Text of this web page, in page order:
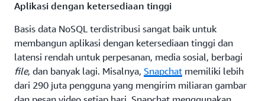
Aplikasi dengan ketersediaan tinggi
Basis data NoSQL terdistribusi sangat baik untuk
membangun aplikasi dengan ketersediaan tinggi dan
latensi rendah untuk perpesanan, media sosial, berbagi
file, dan banyak lagi. Misalnya, Snapchat memiliki lebih
dari 290 juta pengguna yang mengirim miliaran gambar